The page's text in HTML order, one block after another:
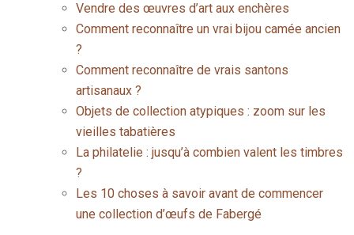
Vendre des œuvres d’art aux enchères
Comment reconnaître un vrai bijou camée ancien
?
Comment reconnaître de vrais santons
artisanaux ?
Objets de collection atypiques : zoom sur les
vieilles tabatières
La philatelie : jusqu’à combien valent les timbres
?
Les 10 choses à savoir avant de commencer
une collection d’œufs de Fabergé